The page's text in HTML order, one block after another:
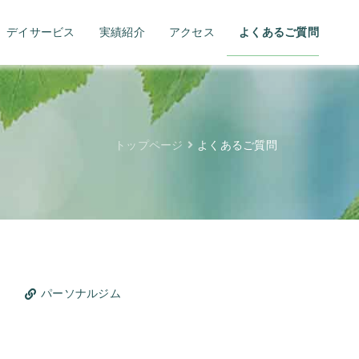
デイサービス 実績紹介 アクセス よくあるご質問
トップページ よくあるご質問
パーソナルジム